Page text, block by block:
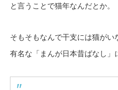
と言うことで猫年なんだとか。
そもそもなんで干支には猫がい
有名な「まんが日本昔ばなし」